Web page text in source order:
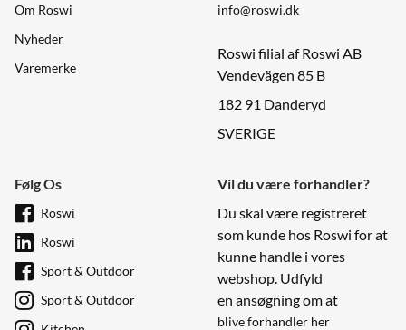
Om Roswi
Nyheder
Varemerke
info@roswi.dk
Roswi filial af Roswi AB
Vendevägen 85 B
182 91 Danderyd
SVERIGE
Følg Os
Roswi
Roswi
Sport & Outdoor
Sport & Outdoor
Vil du være forhandler?
Du skal være registreret
som kunde hos Roswi for at
kunne handle i vores
webshop. Udfyld
en ansøgning om at
blive forhandler her